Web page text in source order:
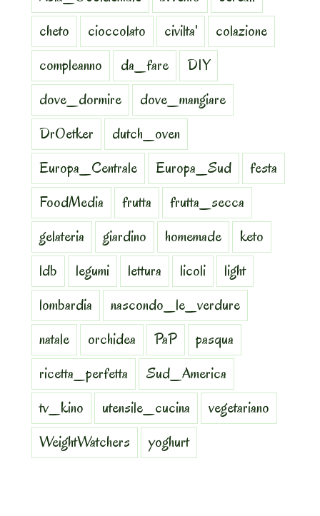
cheto
cioccolato civilta'
colazione
compleanno
da_fare
DIY
dove_dormire
dove_mangiare
DrOetker
dutch_oven
Europa_Centrale
Europa_Sud
festa
FoodMedia
frutta
frutta_secca
gelateria
giardino homemade
keto
ldb
legumi lettura licoli
light
lombardia
nascondo_le_verdure
natale
orchidea PaP
pasqua
ricetta_perfetta
Sud_America
tv_kino
utensile_cucina
vegetariano
WeightWatchers
yoghurt